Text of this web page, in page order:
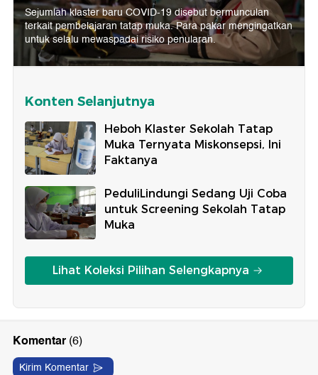
Sejumlah klaster baru COVID-19 disebut bermunculan
terkait pembelajaran tatap muka. Para pakar mengingatkan
untuk selalu mewaspadai risiko penularan.
Konten Selanjutnya
Heboh Klaster Sekolah Tatap
Muka Ternyata Miskonsepsi, Ini
Faktanya
PeduliLindungi Sedang Uji Coba
untuk Screening Sekolah Tatap
Muka
Lihat Koleksi Pilihan Selengkapnya